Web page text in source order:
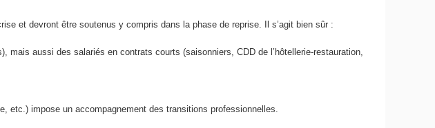
et devront être soutenus y compris dans la phase de reprise. Il s’agit bien sûr :
aussi des salariés en contrats courts (saisonniers, CDD de l’hôtellerie-restauration,
etc.) impose un accompagnement des transitions professionnelles.